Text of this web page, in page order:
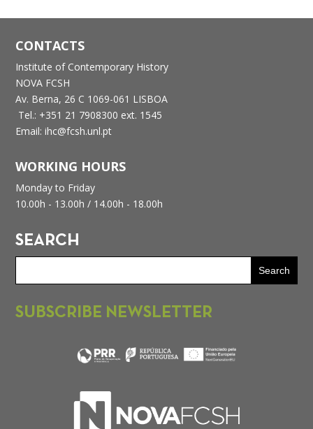
CONTACTS
Institute of Contemporary History
NOVA FCSH
Av. Berna, 26 C 1069-061 LISBOA
Tel.: +351 21 7908300 ext. 1545
Email: ihc@fcsh.unl.pt
WORKING HOURS
Monday to Friday
10.00h - 13.00h / 14.00h - 18.00h
SEARCH
SUBSCRIBE NEWSLETTER